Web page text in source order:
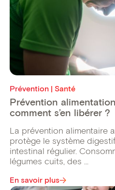
Prévention | Santé
Prévention
comment s’en libérer ?
La prévention alimentaire
protège le système
intestinal régulier.
légumes cuits, des ...
En savoir plus